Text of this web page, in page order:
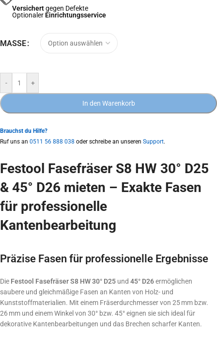
Versichertgegen Defekte
Optionaler Einrichtungsservice
MASSE
- +
In den Warenkorb
Brauchst du Hilfe?
Ruf uns an 0511 56 888 038 oder schreibe an unseren Support.
Festool Fasefräser S8 HW 30° D25
& 45° D26 mieten – Exakte Fasen
für professionelle
Kantenbearbeitung
Präzise Fasen für professionelle Ergebnisse
Die Festool Fasefräser S8 HW 30° D25 und 45° D26ermöglichen
saubere und gleichmäßige Fasen an Kanten von Holz- und
Kunststoffmaterialien. Mit einem Fräserdurchmesser von 25 mm bzw.
26 mm und einem Winkel von 30° bzw. 45° eignen sie sich ideal für
dekorative Kantenbearbeitungen und das Brechen scharfer Kanten.